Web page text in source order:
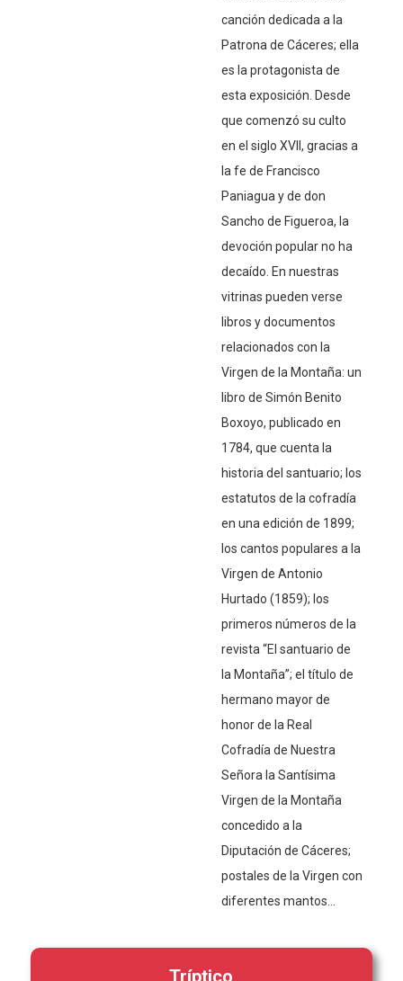
canción dedicada a la
Patrona de Cáceres; ella
es la protagonista de
esta exposición. Desde
que comenzó su culto
en el siglo XVII, gracias a
la fe de Francisco
Paniagua y de don
Sancho de Figueroa, la
devoción popular no ha
decaído. En nuestras
vitrinas pueden verse
libros y documentos
relacionados con la
Virgen de la Montaña: un
libro de Simón Benito
Boxoyo, publicado en
1784, que cuenta la
historia del santuario; los
estatutos de la cofradía
en una edición de 1899;
los cantos populares a la
Virgen de Antonio
Hurtado (1859); los
primeros números de la
revista “El santuario de
la Montaña”; el título de
hermano mayor de
honor de la Real
Cofradía de Nuestra
Señora la Santísima
Virgen de la Montaña
concedido a la
Diputación de Cáceres;
postales de la Virgen con
diferentes mantos...